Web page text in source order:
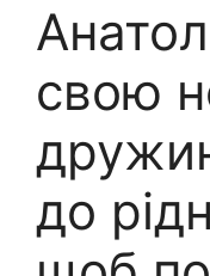
свою
до